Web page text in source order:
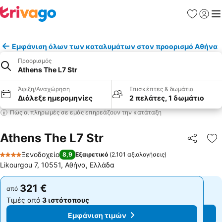
Εμφάνιση όλων των καταλυμάτων στον προορισμό Αθήνα
Προορισμός
Athens The L7 Str
Άφιξη/Αναχώρηση
Διάλεξε ημερομηνίες
Επισκέπτες & δωμάτια
2 πελάτες, 1 δωμάτιο
Πώς οι πληρωμές σε εμάς επηρεάζουν την κατάταξη
Athens The L7 Str
4 Αστέρια
Ξενοδοχείο 8,9 Εξαιρετικό (2.101 αξιολογήσεις)
Likourgou 7, 10551, Αθήνα, Ελλάδα
από 321 €
Τιμές από 3 ιστότοπους
Εμφάνιση τιμών
από 321 €
Τιμές από 3 ιστότοπους
Εμφάνιση τιμών